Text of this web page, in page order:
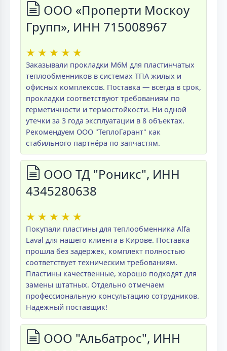
ООО «Проперти Москоу
Групп», ИНН 715008967
★ ★ ★ ★ ★
Заказывали прокладки M6M для пластинчатых
теплообменников в системах ТПА жилых и
офисных комплексов. Поставка — всегда в срок,
прокладки соответствуют требованиям по
герметичности и термостойкости. Ни одной
утечки за 3 года эксплуатации в 8 объектах.
Рекомендуем ООО "ТеплоГарант" как
стабильного партнёра по запчастям.
ООО ТД "Роникс", ИНН
4345280638
★ ★ ★ ★ ★
Покупали пластины для теплообменника Alfa
Laval для нашего клиента в Кирове. Поставка
прошла без задержек, комплект полностью
соответствует техническим требованиям.
Пластины качественные, хорошо подходят для
замены штатных. Отдельно отмечаем
профессиональную консультацию сотрудников.
Надежный поставщик!
ООО "Альбатрос", ИНН